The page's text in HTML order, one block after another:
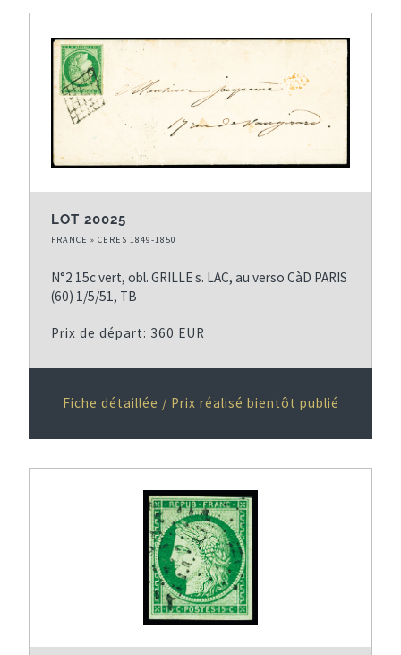
LOT 20025
FRANCE » CERES 1849-1850
N°2 15c vert, obl. GRILLE s. LAC, au verso CàD PARIS
(60) 1/5/51, TB
Prix de départ: 360 EUR
Fiche détaillée / Prix réalisé bientôt publié